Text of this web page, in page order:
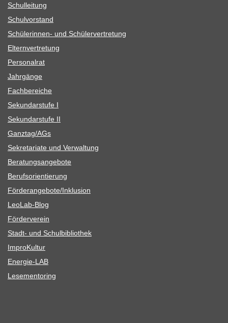
Schul­lei­tung
Schul­vor­stand
Schü­le­rin­nen- und Schülervertretung
Eltern­ver­tre­tung
Per­so­nal­rat
Jahr­gänge
Fach­be­rei­che
Sekun­dar­stufe I
Sekun­dar­stufe II
Ganztag/​​AGs
Sekre­ta­riate und Verwaltung
Bera­tungs­an­ge­bote
Berufs­ori­en­tie­rung
Förderangebote/​​Inklusion
Leo­Lab-Blog
För­der­ver­ein
Stadt- und Schulbibliothek
Impro­Kul­tur
Ener­­gie-LAB
Lese­men­to­ring